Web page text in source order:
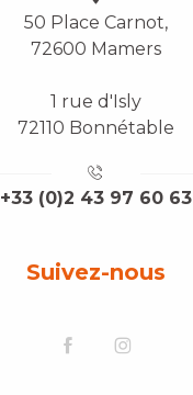
50 Place Carnot,
72600 Mamers
1 rue d'Isly
72110 Bonnétable
+33 (0)2 43 97 60 63
Suivez-nous